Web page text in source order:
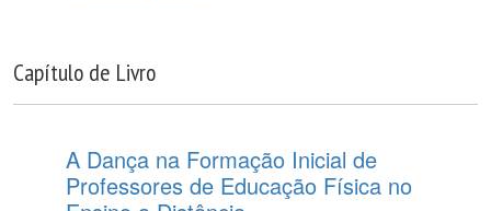
Capítulo de Livro
A Dança na Formação Inicial de
Professores de Educação Física no